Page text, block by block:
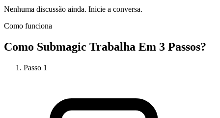
Nenhuma discussão ainda. Inicie a conversa.
Como funciona
Como Submagic Trabalha Em 3 Passos?
Passo 1